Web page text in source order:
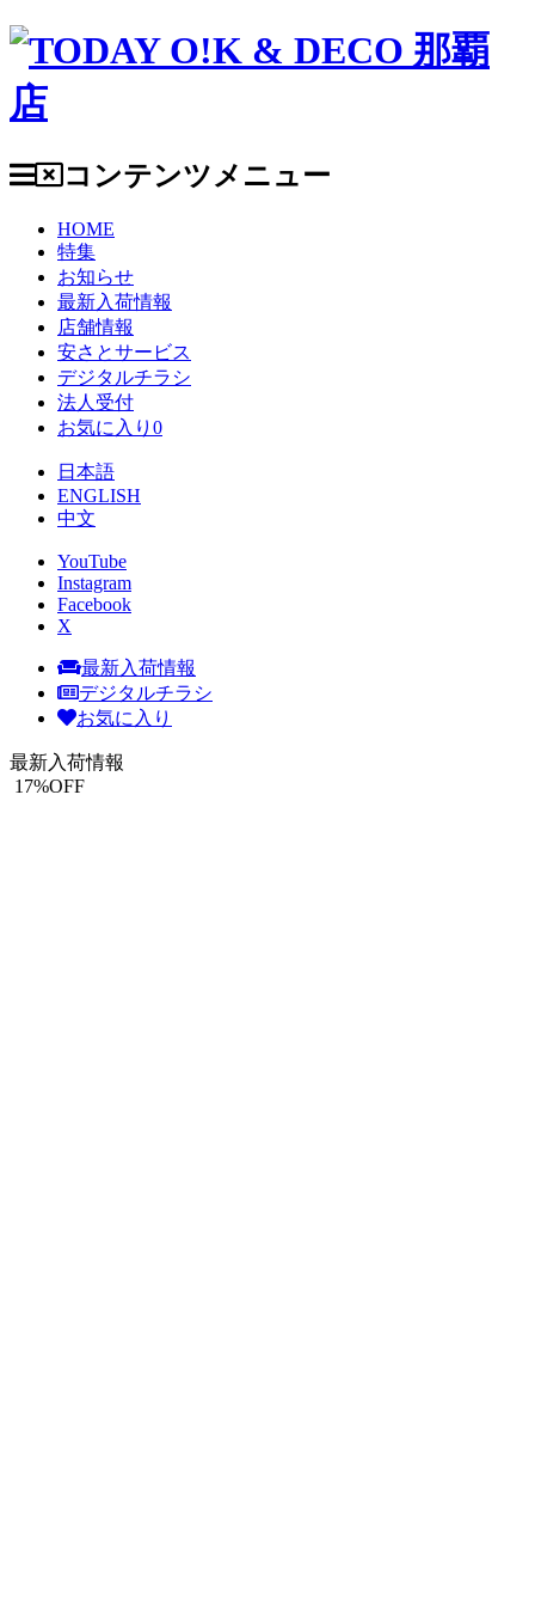
コンテンツメニュー
HOME
特集
お知らせ
最新入荷情報
店舗情報
安さとサービス
デジタルチラシ
法人受付
お気に入り 0
日本語
ENGLISH
中文
YouTube
Instagram
Facebook
X
最新入荷情報
デジタルチラシ
お気に入り
最新入荷情報
17%OFF